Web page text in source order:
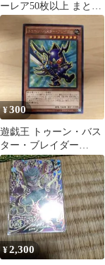
ーレア50枚以上 まとめ
スターダストドラゴン
など
¥300
遊戯王 トゥーン・バス
ター・ブレイダー
BOSH-JP038
¥2,300